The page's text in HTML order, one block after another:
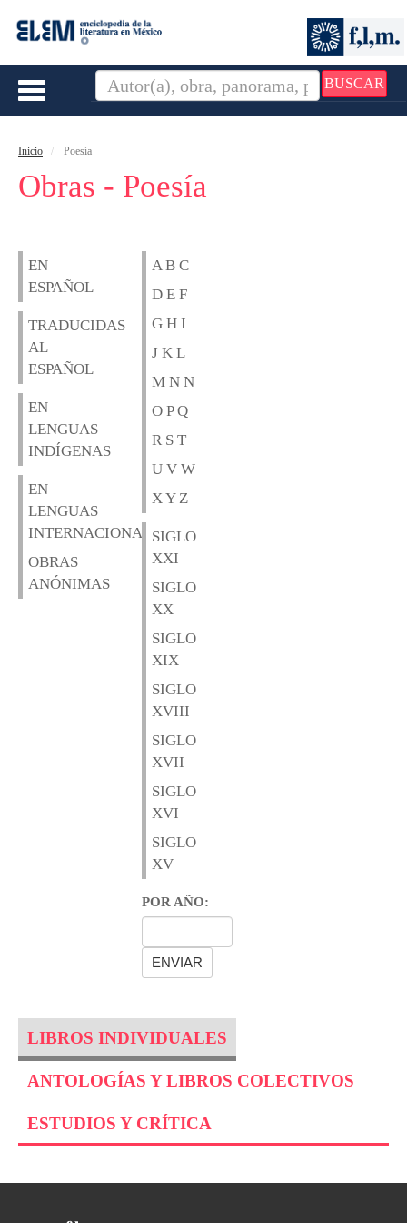
BUSCAR
Toggle
Inicio Poesía
Obras - Poesía
EN
ESPAÑOL
TRADUCIDAS
AL
ESPAÑOL
EN
LENGUAS
INDÍGENAS
EN
LENGUAS
INTERNACIONALES
OBRAS
ANÓNIMAS
A B C
D E F
G H I
J K L
M N N
O P Q
R S T
U V W
X Y Z
SIGLO
XXI
SIGLO
XX
SIGLO
XIX
SIGLO
XVIII
SIGLO
XVII
SIGLO
XVI
SIGLO
XV
POR AÑO:
LIBROS INDIVIDUALES
ANTOLOGÍAS Y LIBROS COLECTIVOS
ESTUDIOS Y CRÍTICA